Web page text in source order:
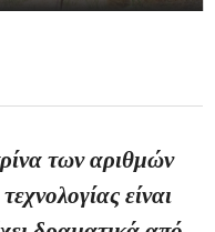
των αριθμών
είναι